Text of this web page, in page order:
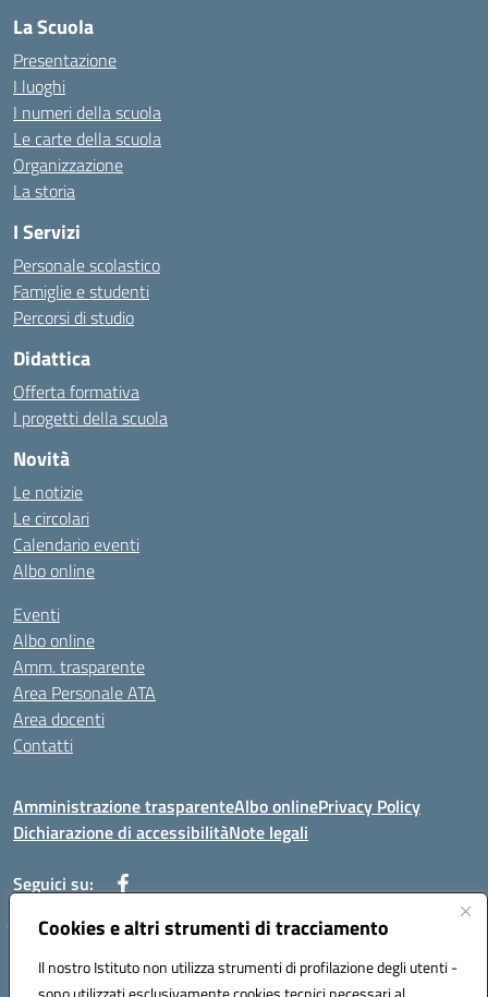
Cookies e altri strumenti di tracciamento
Il nostro Istituto non utilizza strumenti di profilazione degli utenti -
La Scuola
Presentazione
I luoghi
I numeri della scuola
Le carte della scuola
Organizzazione
La storia
I Servizi
Personale scolastico
Famiglie e studenti
Percorsi di studio
Didattica
Offerta formativa
I progetti della scuola
Novità
Le notizie
Le circolari
Calendario eventi
Albo online
Eventi
Albo online
Amm. trasparente
Area Personale ATA
Area docenti
Contatti
Amministrazione trasparenteAlbo onlinePrivacy Policy
Dichiarazione di accessibilitàNote legali
Seguici su:
Indirizzo: VIA BRECCIAME, 46 - 81024 MADDALONI (CE)
Mail: CEIC8AU001@istruzione.it - Pec: CEIC8AU001@pec.istruzione.it -